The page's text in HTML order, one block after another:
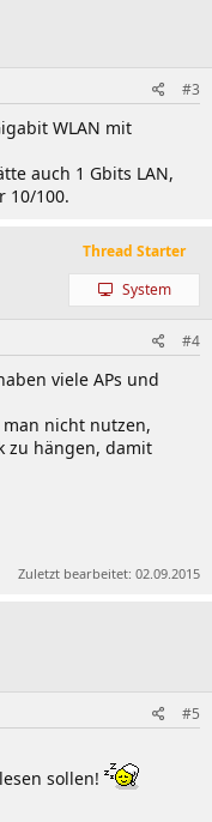
#3
WLAN mit
auch 1 Gbits LAN,
10/100.
Thread Starter
System
#4
viele APs und
nicht nutzen,
zu hängen, damit
Zuletzt bearbeitet: 02.09.2015
#5
sollen!